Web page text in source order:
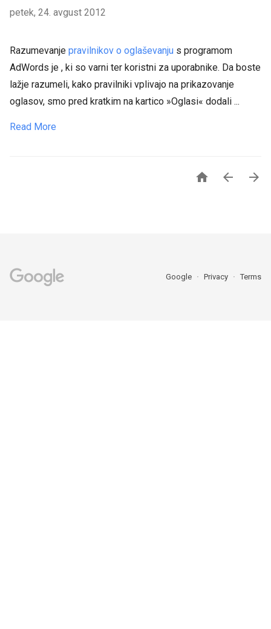
petek, 24. avgust 2012
Razumevanje pravilnikov o oglaševanju s programom
AdWords je , ki so varni ter koristni za uporabnike. Da boste
lažje razumeli, kako pravilniki vplivajo na prikazovanje
oglasov, smo pred kratkim na kartico »Oglasi« dodali ...
Read More
  
Google Privacy Terms